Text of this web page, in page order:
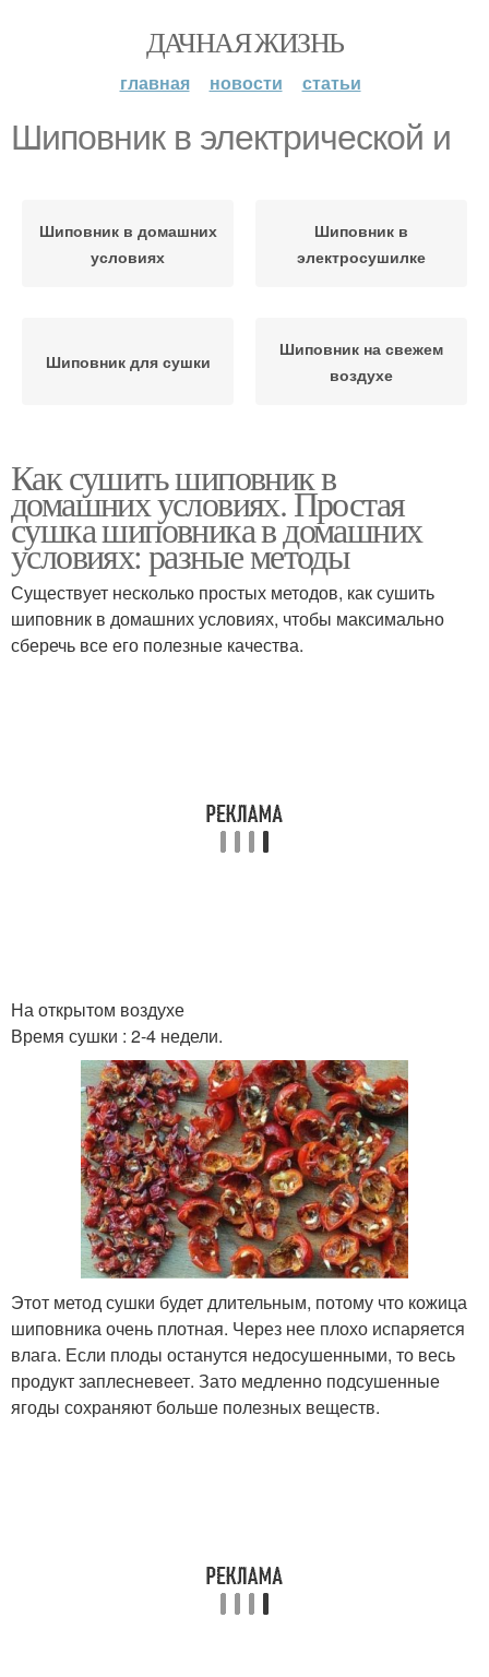
ДАЧНАЯ ЖИЗНЬ
главная новости статьи
Шиповник в электрической и
Шиповник в домашних
условиях
Шиповник в
электросушилке
Шиповник для сушки
Шиповник на свежем
воздухе
Как сушить шиповник в
домашних условиях. Простая
сушка шиповника в домашних
условиях: разные методы
Существует несколько простых методов, как сушить
шиповник в домашних условиях, чтобы максимально
сберечь все его полезные качества.
На открытом воздухе
Время сушки : 2-4 недели.
Этот метод сушки будет длительным, потому что кожица
шиповника очень плотная. Через нее плохо испаряется
влага. Если плоды останутся недосушенными, то весь
продукт заплесневеет. Зато медленно подсушенные
ягоды сохраняют больше полезных веществ.